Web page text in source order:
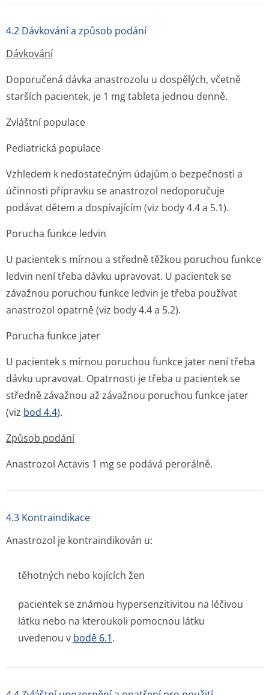
4.2 Dávkování a způsob podání
Dávkování
Doporučená dávka anastrozolu u dospělých, včetně
starších pacientek, je 1 mg tableta jednou denně.
Zvláštní populace
Pediatrická populace
Vzhledem k nedostatečným údajům o bezpečnosti a
účinnosti přípravku se anastrozol nedoporučuje
podávat dětem a dospívajícím (viz body 4.4 a 5.1).
Porucha funkce ledvin
U pacientek s mírnou a středně těžkou poruchou funkce
ledvin není třeba dávku upravovat. U pacientek se
závažnou poruchou funkce ledvin je třeba používat
anastrozol opatrně (viz body 4.4 a 5.2).
Porucha funkce jater
U pacientek s mírnou poruchou funkce jater není třeba
dávku upravovat. Opatrnosti je třeba u pacientek se
středně závažnou až závažnou poruchou funkce jater
(viz bod 4.4).
Způsob podání
Anastrozol Actavis 1 mg se podává perorálně.
4.3 Kontraindikace
Anastrozol je kontraindikován u:
těhotných nebo kojících žen
pacientek se známou hypersenzitivitou na léčivou
látku nebo na kteroukoli pomocnou látku
uvedenou v bodě 6.1.